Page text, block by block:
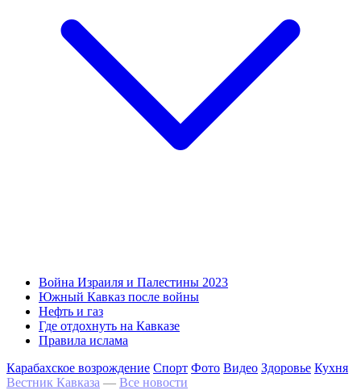
Война Израиля и Палестины 2023
Южный Кавказ после войны
Нефть и газ
Где отдохнуть на Кавказе
Правила ислама
Карабахское возрождение Спорт Фото Видео Здоровье Кухня
Вестник Кавказа — Все новости